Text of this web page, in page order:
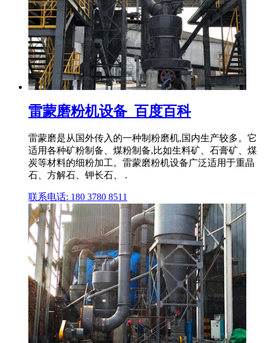
雷蒙磨粉机设备_百度百科
雷蒙磨是从国外传入的一种制粉磨机,国内生产较多。它
适用各种矿粉制备、煤粉制备,比如生料矿、石膏矿、煤
炭等材料的细粉加工。雷蒙磨粉机设备广泛适用于重晶
石、方解石、钾长石、 .
联系电话: 180 3780 8511